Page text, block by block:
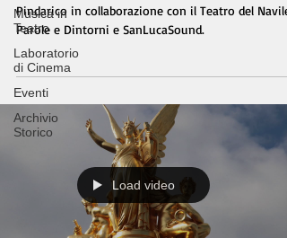
Musica in
Teatro
Laboratorio
di Cinema
Eventi
Archivio
Storico
Pindarico in collaborazione con il Teatro del Navile,
Parole e Dintorni e SanLucaSound.
Load video